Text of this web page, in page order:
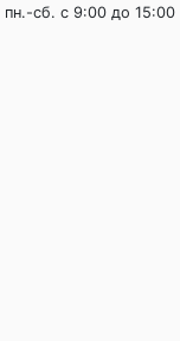
пн.-сб. c 9:00 до 15:00